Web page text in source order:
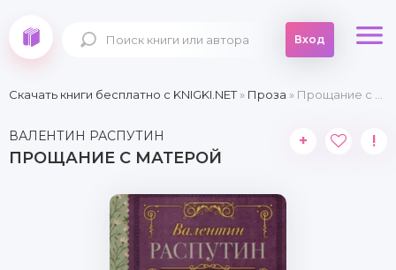
Вход
Скачать книги бесплатно c KNIGKI.NET» Проза » Прощание с Матерой
ВАЛЕНТИН РАСПУТИН
ПРОЩАНИЕ С МАТЕРОЙ
+ !